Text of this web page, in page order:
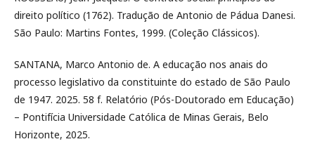
direito político (1762). Tradução de Antonio de Pádua Danesi.
São Paulo: Martins Fontes, 1999. (Coleção Clássicos).
SANTANA, Marco Antonio de. A educação nos anais do
processo legislativo da constituinte do estado de São Paulo
de 1947. 2025. 58 f. Relatório (Pós-Doutorado em Educação)
– Pontifícia Universidade Católica de Minas Gerais, Belo
Horizonte, 2025.